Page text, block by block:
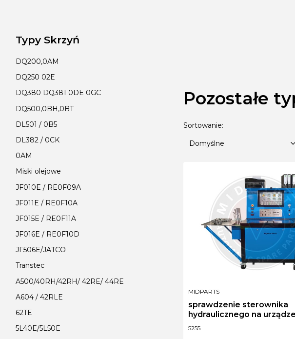
Typy Skrzyń
DQ200,0AM
DQ250 02E
DQ380 DQ381 0DE 0GC
DQ500,0BH,0BT
DL501 / 0B5
DL382 / 0CK
0AM
Miski olejowe
JF010E / RE0F09A
JF011E / RE0F10A
JF015E / RE0F11A
JF016E / RE0F10D
JF506E/JATCO
Transtec
A500/40RH/42RH/ 42RE/ 44RE
A604 / 42RLE
62TE
5L40E/5L50E
Pozostałe
Lista produktów
Sortowanie:
Domyślne
Kod produktu
5255
sprawdzenie sterownika
hydraulicznego na
hydra test
PRODUCENT
MIDPARTS